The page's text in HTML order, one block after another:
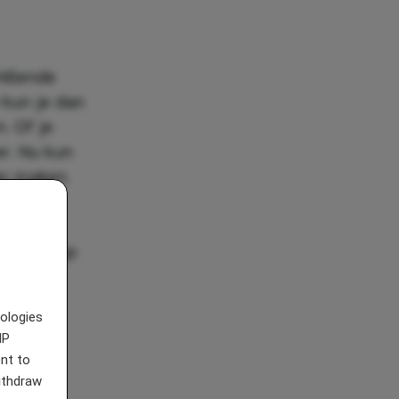
to
je dan
Of je
Nu kun
maken.
er
koop op